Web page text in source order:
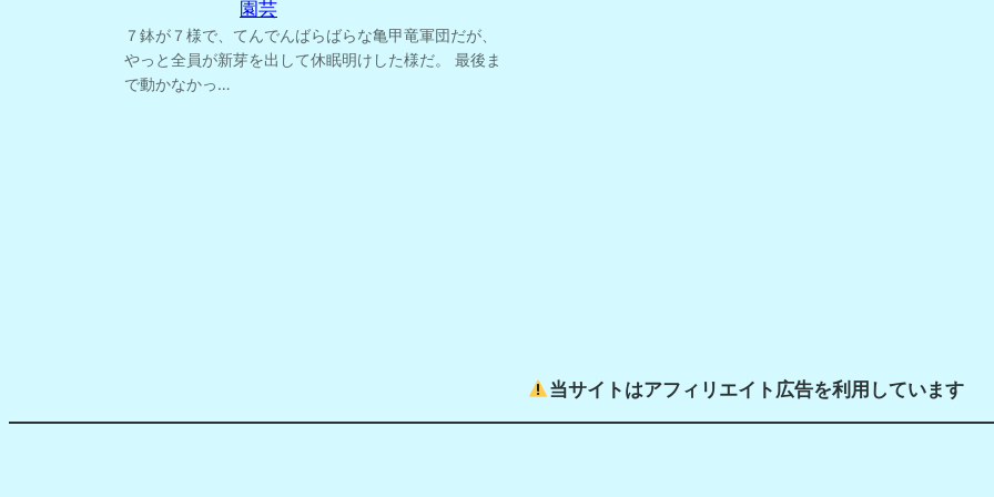
園芸
７鉢が７様で、てんでんばらばらな亀甲竜軍団だが、
やっと全員が新芽を出して休眠明けした様だ。 最後ま
で動かなかっ…
当サイトはアフィリエイト広告を利用しています